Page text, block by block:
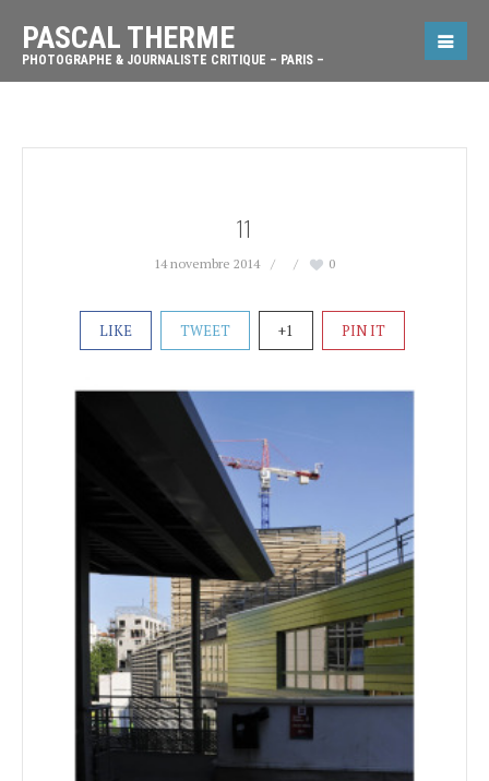
PASCAL THERME
PHOTOGRAPHE & JOURNALISTE CRITIQUE – PARIS –
11
14 novembre 2014 0
LIKE TWEET +1 PIN IT